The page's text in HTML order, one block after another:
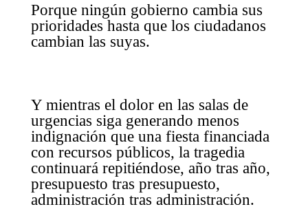
Porque ningún gobierno cambia sus
prioridades hasta que los ciudadanos
cambian las suyas.
Y mientras el dolor en las salas de
urgencias siga generando menos
indignación que una fiesta financiada
con recursos públicos, la tragedia
continuará repitiéndose, año tras año,
presupuesto tras presupuesto,
administración tras administración.